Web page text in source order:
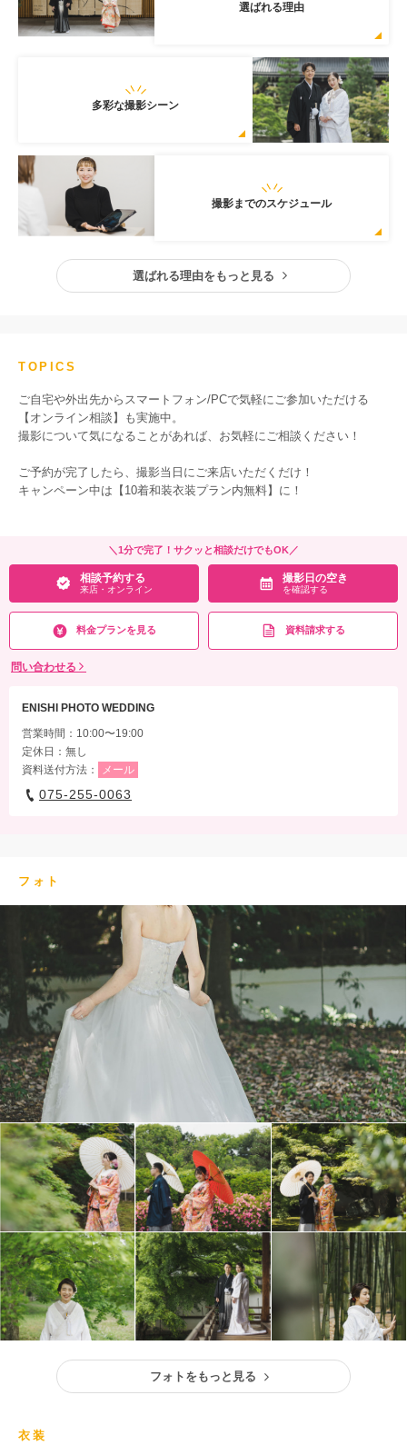
選ばれる理由
多彩な撮影シーン
撮影までのスケジュール
選ばれる理由をもっと見る
TOPICS
ご自宅や外出先からスマートフォン/PCで気軽にご参加いただける
【オンライン相談】も実施中。
撮影について気になることがあれば、お気軽にご相談ください！
ご予約が完了したら、撮影当日にご来店いただくだけ！
キャンペーン中は【10着和装衣装プラン内無料】に！
＼1分で完了！サクッと相談だけでもOK／
相談予約する
来店・オンライン
撮影日の空き
を確認する
料金プランを見る 資料請求する
問い合わせる
ENISHI PHOTO WEDDING
営業時間：10:00〜19:00
定休日：無し
資料送付方法：
メール
075-255-0063
フォト
フォトをもっと見る
衣装